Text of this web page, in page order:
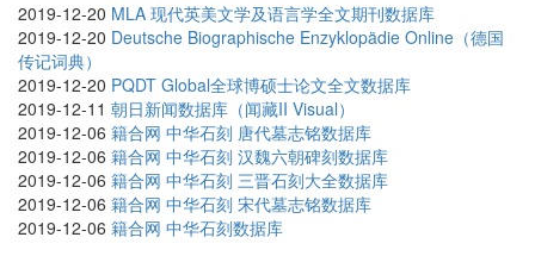
2019-12-20 MLA 现代英美文学及语言学全文期刊数据库
2019-12-20 Deutsche Biographische Enzyklopädie Online（德国
传记词典）
2019-12-20 PQDT Global全球博硕士论文全文数据库
2019-12-11 朝日新闻数据库（闻藏II Visual）
2019-12-06 籍合网 中华石刻 唐代墓志铭数据库
2019-12-06 籍合网 中华石刻 汉魏六朝碑刻数据库
2019-12-06 籍合网 中华石刻 三晋石刻大全数据库
2019-12-06 籍合网 中华石刻 宋代墓志铭数据库
2019-12-06 籍合网 中华石刻数据库